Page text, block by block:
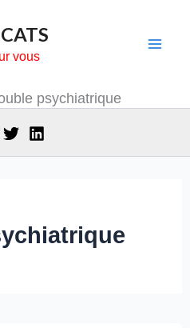
vous
psychiatrique